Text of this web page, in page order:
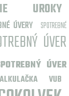
UROKY
ÚVERY
SPOTREBNÉ
ÚVER
ÚVER
VUB